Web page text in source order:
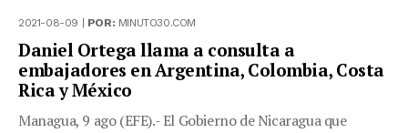
2021-08-09 | POR: MINUTO30.COM
Daniel Ortega llama a consulta a
embajadores en Argentina, Colombia, Costa
Rica y México
Managua, 9 ago (EFE).- El Gobierno de Nicaragua que